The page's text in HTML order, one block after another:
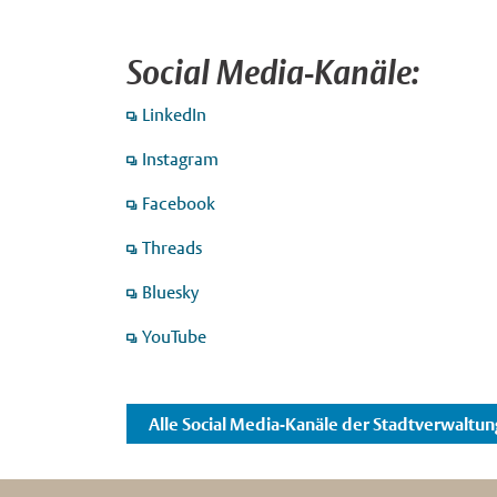
Social Media-Kanäle:
LinkedIn
Instagram
Facebook
Threads
Bluesky
YouTube
Alle Social Media-Kanäle der